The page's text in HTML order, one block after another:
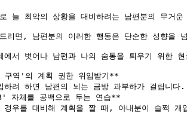
늘 최악의 상황을 대비하려는 남편분의 무거
드리면, 남편분의 이러한 행동은 단순한 성향
에서 벗어나 남편과 나의 숨통을 틔우기 위한 현
역'의 계획 권한 위임받기**
하려 하면 남편의 뇌는 금방 과부하가 걸립니
체를 공백으로 두는 연습**
경우를 대비해 계획을 짤 때, 아내분이 슬쩍